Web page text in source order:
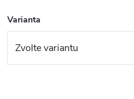
Varianta